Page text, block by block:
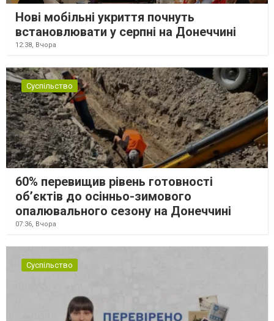
Нові мобільні укриття почнуть
встановлювати у серпні на Донеччині
12:38, Вчора
Суспільство
60% перевищив рівень готовності
об’єктів до осінньо-зимового
опалювального сезону на Донеччині
07:36, Вчора
Суспільство